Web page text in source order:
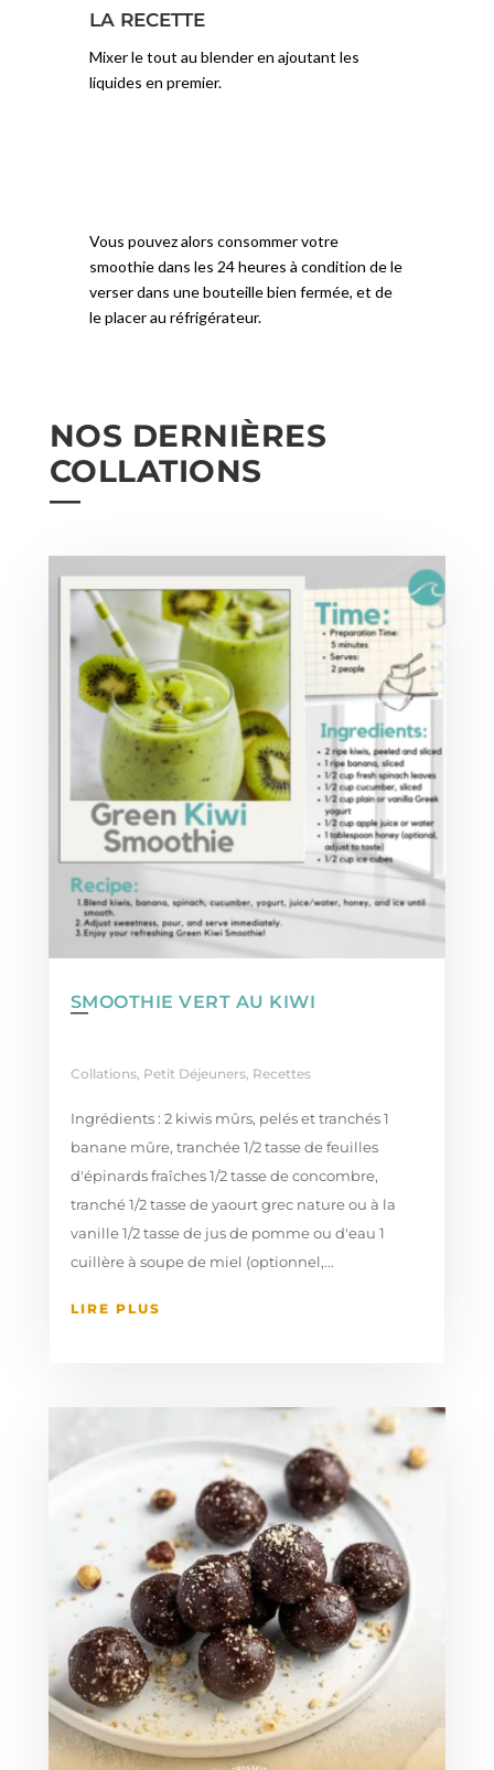
LA RECETTE
Mixer le tout au blender en ajoutant les
liquides en premier.
Vous pouvez alors consommer votre
smoothie dans les 24 heures à condition de le
verser dans une bouteille bien fermée, et de
le placer au réfrigérateur.
NOS DERNIÈRES
COLLATIONS
SMOOTHIE VERT AU KIWI
Collations, Petit Déjeuners, Recettes
Ingrédients : 2 kiwis mûrs, pelés et tranchés 1
banane mûre, tranchée 1/2 tasse de feuilles
d'épinards fraîches 1/2 tasse de concombre,
tranché 1/2 tasse de yaourt grec nature ou à la
vanille 1/2 tasse de jus de pomme ou d'eau 1
cuillère à soupe de miel (optionnel,...
LIRE PLUS